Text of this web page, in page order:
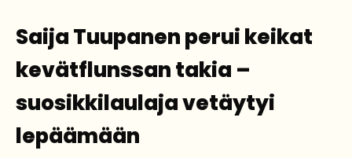
Saija Tuupanen perui keikat
kevätflunssan takia –
suosikkilaulaja vetäytyi
lepäämään